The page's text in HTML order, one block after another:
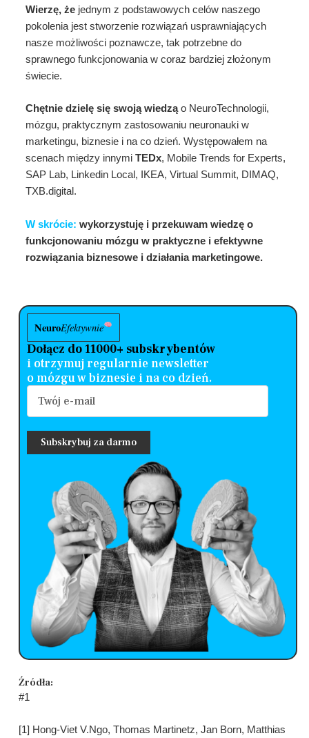
Wierzę, że jednym z podstawowych celów naszego
pokolenia jest stworzenie rozwiązań usprawniających
nasze możliwości poznawcze, tak potrzebne do
sprawnego funkcjonowania w coraz bardziej złożonym
świecie.
Chętnie dzielę się swoją wiedząo NeuroTechnologii,
mózgu, praktycznym zastosowaniu neuronauki w
marketingu, biznesie i na co dzień. Występowałem na
scenach między innymiTEDx, Mobile Trends for Experts,
SAP Lab, Linkedin Local, IKEA, Virtual Summit, DIMAQ,
TXB.digital.
W skrócie: wykorzystuję i przekuwam wiedzę o
funkcjonowaniu mózgu w praktyczne i efektywne
rozwiązania biznesowe i działania marketingowe.
NeuroEfektywnie
Dołącz do 11000+ subskrybentów
i otrzymuj regularnie newsletter
o mózgu w biznesie i na co dzień.
Źródła:
#1
[1] Hong-Viet V.Ngo, Thomas Martinetz, Jan Born, Matthias